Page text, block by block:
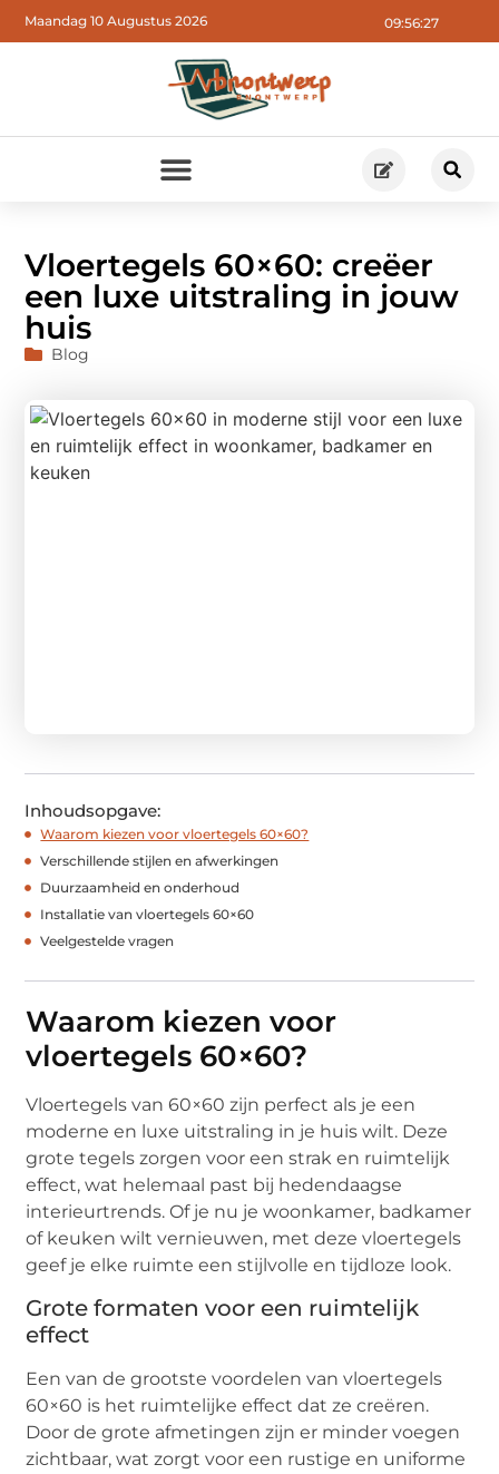
09:56:28
Maandag 10 Augustus 2026
Vloertegels 60×60: creëer
een luxe uitstraling in jouw
huis
Blog
Inhoudsopgave:
Waarom kiezen voor vloertegels 60×60?
Verschillende stijlen en afwerkingen
Duurzaamheid en onderhoud
Installatie van vloertegels 60×60
Veelgestelde vragen
Waarom kiezen voor
vloertegels 60×60?
Vloertegels van 60×60 zijn perfect als je een
moderne en luxe uitstraling in je huis wilt. Deze
grote tegels zorgen voor een strak en ruimtelijk
effect, wat helemaal past bij hedendaagse
interieurtrends. Of je nu je woonkamer, badkamer
of keuken wilt vernieuwen, met deze vloertegels
geef je elke ruimte een stijlvolle en tijdloze look.
Grote formaten voor een ruimtelijk
effect
Een van de grootste voordelen van vloertegels
60×60 is het ruimtelijke effect dat ze creëren.
Door de grote afmetingen zijn er minder voegen
zichtbaar, wat zorgt voor een rustige en uniforme